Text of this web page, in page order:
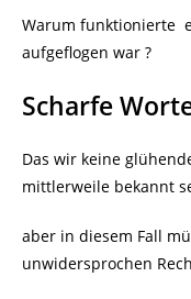
Warum funktionierte
aufgeflogen war ?
Scharfe
Das wir keine
mittlerweile bekannt
aber in diesem Fall
unwidersprochen